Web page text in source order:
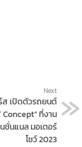
Next
เปิดตัวรถยนต์
ที่งาน
ชั่นแนล มอเตอร์
โชว์ 2023